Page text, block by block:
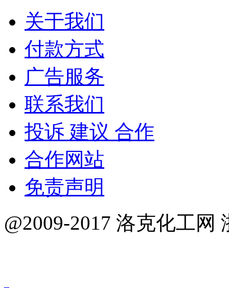
关于我们
付款方式
广告服务
联系我们
投诉 建议 合作
合作网站
免责声明
@2009-2017 洛克化工网